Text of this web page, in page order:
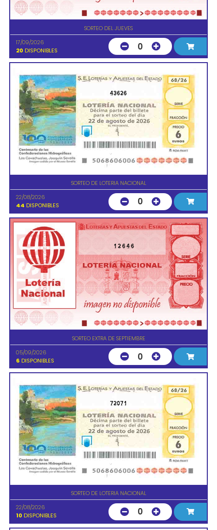
SORTEO DEL JUEVES
17/09/2026
20 DISPONIBLES 0
43626
SORTEO DE LOTERIA NACIONAL
22/08/2026
44 DISPONIBLES 0
12646
SORTEO EXTRA DE SEPTIEMBRE
05/09/2026
6 DISPONIBLES 0
72071
SORTEO DE LOTERIA NACIONAL
22/08/2026
10 DISPONIBLES 0